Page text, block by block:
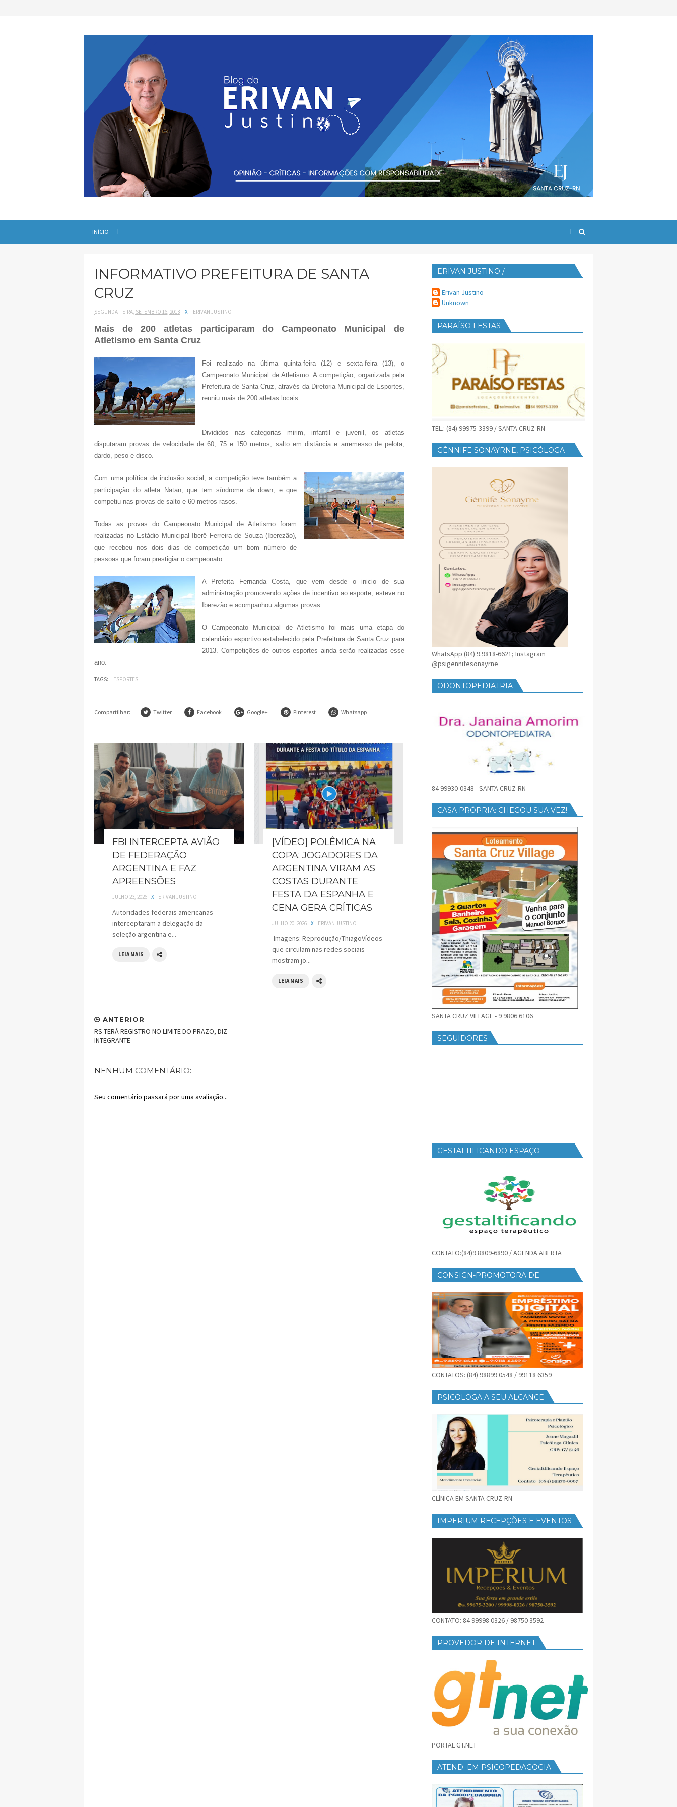
INÍCIO
INFORMATIVO PREFEITURA DE SANTA
CRUZ
SEGUNDA-FEIRA, SETEMBRO 16, 2013 X ERIVAN JUSTINO
Mais de 200 atletas participaram do Campeonato Municipal de
Atletismo em Santa Cruz
Foi realizado na última quinta-feira (12) e sexta-feira (13), o
Campeonato Municipal de Atletismo. A competição, organizada pela
Prefeitura de Santa Cruz, através da Diretoria Municipal de Esportes,
reuniu mais de 200 atletas locais.
Divididos nas categorias mirim, infantil e juvenil, os atletas
disputaram provas de velocidade de 60, 75 e 150 metros, salto em distância e arremesso de pelota,
dardo, peso e disco.
Com uma política de inclusão social, a competição teve também a
participação do atleta Natan, que tem síndrome de down, e que
competiu nas provas de salto e 60 metros rasos.
Todas as provas do Campeonato Municipal de Atletismo foram
realizadas no Estádio Municipal Iberê Ferreira de Souza (Iberezão),
que recebeu nos dois dias de competição um bom número de
pessoas que foram prestigiar o campeonato.
A Prefeita Fernanda Costa, que vem desde o inicio de sua
administração promovendo ações de incentivo ao esporte, esteve no
Iberezão e acompanhou algumas provas.
O Campeonato Municipal de Atletismo foi mais uma etapa do
calendário esportivo estabelecido pela Prefeitura de Santa Cruz para
2013. Competições de outros esportes ainda serão realizadas esse
ano.
TAGS: ESPORTES
Compartilhar: Twitter Facebook Google+ Pinterest Whatsapp
FBI INTERCEPTA AVIÃO
DE FEDERAÇÃO
ARGENTINA E FAZ
APREENSÕES
JULHO 23, 2026 X ERIVAN JUSTINO
Autoridades federais americanas
interceptaram a delegação da
seleção argentina e...
LEIA MAIS
[VÍDEO] POLÊMICA NA
COPA: JOGADORES DA
ARGENTINA VIRAM AS
COSTAS DURANTE
FESTA DA ESPANHA E
CENA GERA CRÍTICAS
JULHO 20, 2026 X ERIVAN JUSTINO
Imagens: Reprodução/ThiagoVídeos
que circulam nas redes sociais
mostram jo...
LEIA MAIS
ANTERIOR
RS TERÁ REGISTRO NO LIMITE DO PRAZO, DIZ
INTEGRANTE
NENHUM COMENTÁRIO:
Seu comentário passará por uma avaliação...
ERIVAN JUSTINO /
Erivan Justino
Unknown
PARAÍSO FESTAS
TEL.: (84) 99975-3399 / SANTA CRUZ-RN
GÊNNIFE SONAYRNE, PSICÓLOGA
WhatsApp (84) 9.9818-6621; Instagram
@psigennifesonayrne
ODONTOPEDIATRIA
84 99930-0348 - SANTA CRUZ-RN
CASA PRÓPRIA: CHEGOU SUA VEZ!
SANTA CRUZ VILLAGE - 9 9806 6106
SEGUIDORES
GESTALTIFICANDO ESPAÇO
CONTATO:(84)9.8809-6890 / AGENDA ABERTA
CONSIGN-PROMOTORA DE
CONTATOS: (84) 98899 0548 / 99118 6359
PSICOLOGA A SEU ALCANCE
CLÍNICA EM SANTA CRUZ-RN
IMPERIUM RECEPÇÕES E EVENTOS
CONTATO: 84 99998 0326 / 98750 3592
PROVEDOR DE INTERNET
PORTAL GT.NET
ATEND. EM PSICOPEDAGOGIA